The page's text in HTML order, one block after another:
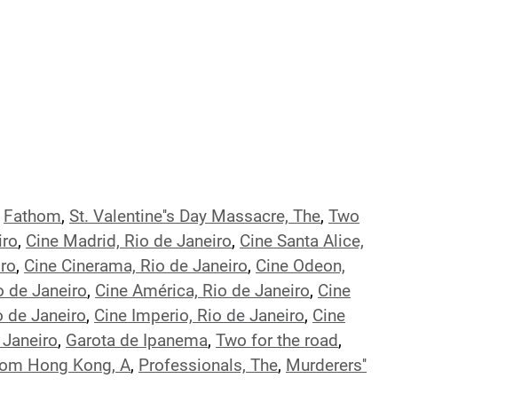
Fathom, St. Valentine''s Day Massacre, The, Two
, Cine Madrid, Rio de Janeiro, Cine Santa Alice,
, Cine Cinerama, Rio de Janeiro, Cine Odeon,
de Janeiro, Cine América, Rio de Janeiro, Cine
de Janeiro, Cine Imperio, Rio de Janeiro, Cine
, Garota de Ipanema, Two for the road,
Hong Kong, A, Professionals, The, Murderers''